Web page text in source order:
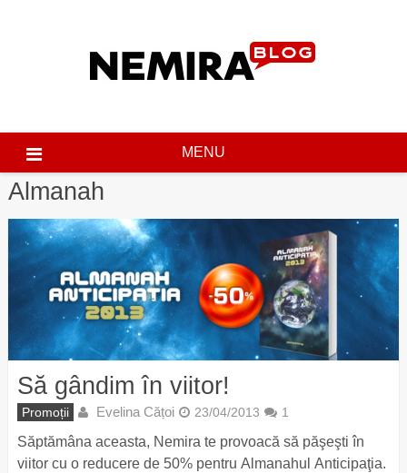
MENU
Almanah
Să gândim în viitor!
Promoții Evelina Cățoi 23/04/2013 1
Săptămâna aceasta, Nemira te provoacă să păşeşti în
viitor cu o reducere de 50% pentru Almanahul Anticipaţia.